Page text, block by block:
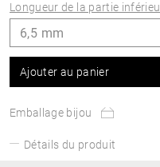
Longueur de la partie inférieu
Ajouter au panier
Emballage bijou
Détails du produit